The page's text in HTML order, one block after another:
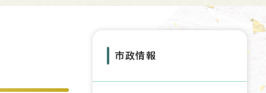
市政情報